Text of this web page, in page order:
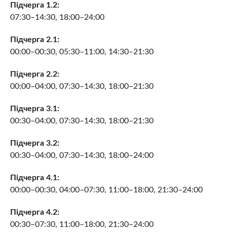
Підчерга 1.2:
07:30–14:30, 18:00–24:00
Підчерга 2.1:
00:00–00:30, 05:30–11:00, 14:30–21:30
Підчерга 2.2:
00:00–04:00, 07:30–14:30, 18:00–21:30
Підчерга 3.1:
00:30–04:00, 07:30–14:30, 18:00–21:30
Підчерга 3.2:
00:30–04:00, 07:30–14:30, 18:00–24:00
Підчерга 4.1:
00:00–00:30, 04:00–07:30, 11:00–18:00, 21:30–24:00
Підчерга 4.2:
00:30–07:30, 11:00–18:00, 21:30–24:00